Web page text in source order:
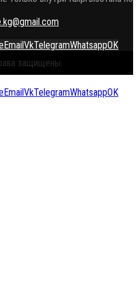
EmailVkTelegramWhatsappOK
защищены.
EmailVkTelegramWhatsappOK